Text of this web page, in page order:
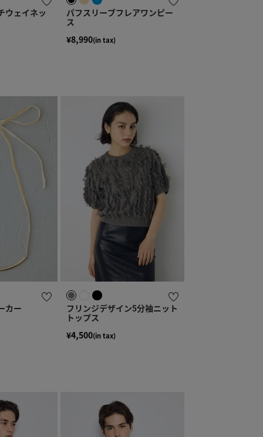
ウェイネッ
パフスリーブフレアワンピー
ス
¥8,990(in tax)
カー
フリンジデザイン5分袖ニット
トップス
¥4,500(in tax)